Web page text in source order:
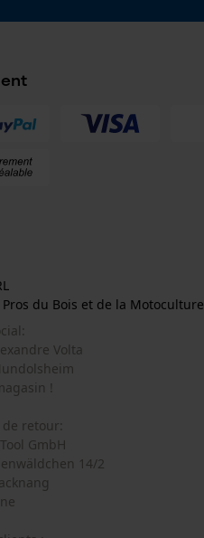
Pros du Bois et de la Motoculture
Volta
!
retour:
GmbH
14/2
de